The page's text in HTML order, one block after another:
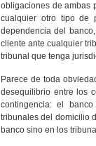
obligaciones de ambas
cualquier otro tipo de
dependencia del
cliente ante cualquier
tribunal que tenga
Parece de toda
desequilibrio entre los
contingencia: el
tribunales del domicilio
banco sino en los